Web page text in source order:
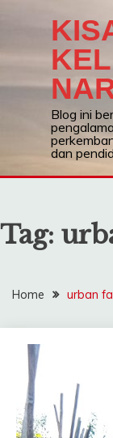
Blog ini
dan
Tag:
Home urban